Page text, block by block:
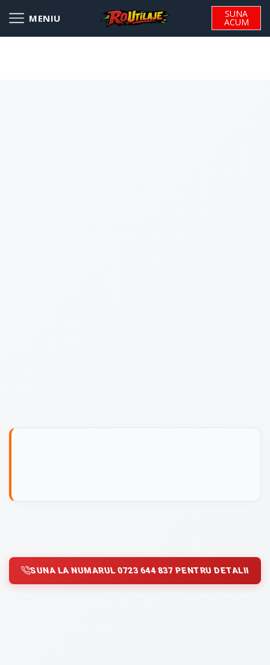
SUNA
ACUM
SUNA LA NUMARUL 0723 644 837 PENTRU DETALII